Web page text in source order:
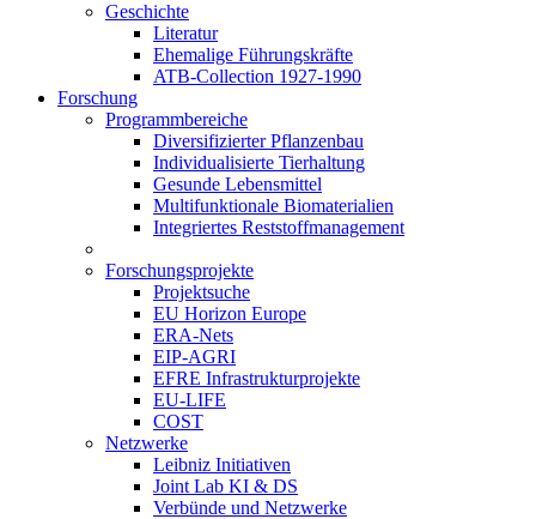
Geschichte
Literatur
Ehemalige Führungskräfte
ATB-Collection 1927-1990
Forschung
Programmbereiche
Diversifizierter Pflanzenbau
Individualisierte Tierhaltung
Gesunde Lebensmittel
Multifunktionale Biomaterialien
Integriertes Reststoffmanagement
Forschungsprojekte
Projektsuche
EU Horizon Europe
ERA-Nets
EIP-AGRI
EFRE Infrastrukturprojekte
EU-LIFE
COST
Netzwerke
Leibniz Initiativen
Joint Lab KI & DS
Verbünde und Netzwerke